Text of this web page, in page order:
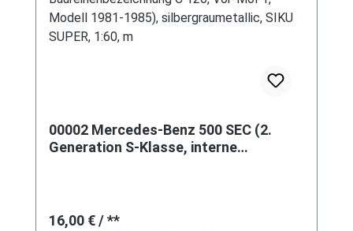
00002 Mercedes-Benz 500 SEC (2.
Generation S-Klasse, interne
m
Regulärer Preis:
16,00 €/ **